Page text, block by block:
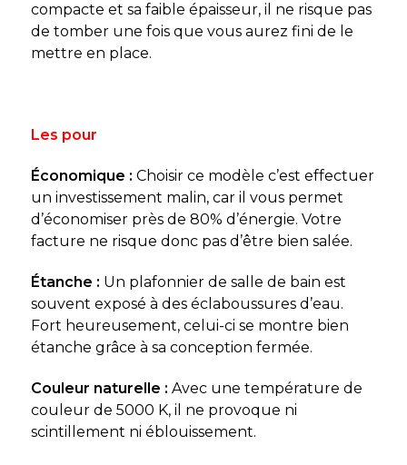
compacte et sa faible épaisseur, il ne risque pas
de tomber une fois que vous aurez fini de le
mettre en place.
Les pour
Économique : Choisir ce modèle c’est effectuer
un investissement malin, car il vous permet
d’économiser près de 80% d’énergie. Votre
facture ne risque donc pas d’être bien salée.
Étanche : Un plafonnier de salle de bain est
souvent exposé à des éclaboussures d’eau.
Fort heureusement, celui-ci se montre bien
étanche grâce à sa conception fermée.
Couleur naturelle : Avec une température de
couleur de 5000 K, il ne provoque ni
scintillement ni éblouissement.